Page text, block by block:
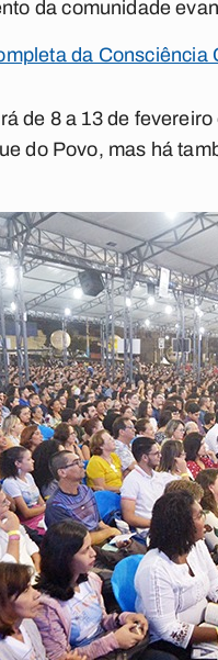
da comunidade
da Consciência
de 8 a 13 de
do Povo, mas há